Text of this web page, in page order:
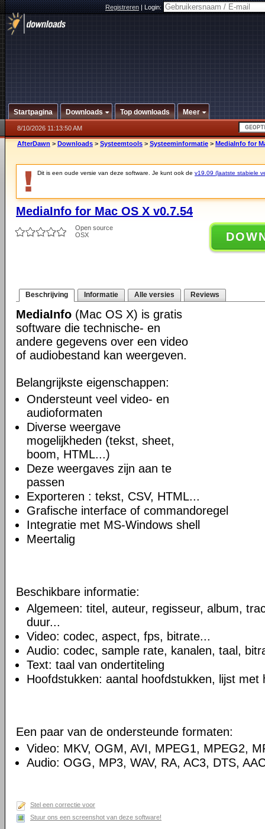
Registreren|Login:
Startpagina Downloads Top downloads Meer
8/10/2026 11:13:50 AM
AfterDawn > Downloads > Systeemtools > Systeeminformatie > MediaInfo for
Dit is een oude versie van deze software. Je kunt ook de v19.09 (laatste stabiele
MediaInfo for Mac OS X v0.7.54
Open source
OSX
Beschrijving Informatie Alle versies Reviews
MediaInfo (Mac OS X) is gratis
software die technische- en
andere gegevens over een video
of audiobestand kan weergeven.
Belangrijkste eigenschappen:
Ondersteunt veel video- en
audioformaten
Diverse weergave
mogelijkheden (tekst, sheet,
boom, HTML...)
Deze weergaves zijn aan te
passen
Exporteren : tekst, CSV, HTML...
Grafische interface of commandoregel
Integratie met MS-Windows shell
Meertalig
Beschikbare informatie:
Algemeen: titel, auteur, regisseur, album,
duur...
Video: codec, aspect, fps, bitrate...
Audio: codec, sample rate, kanalen, taal,
Text: taal van ondertiteling
Hoofdstukken: aantal hoofdstukken, lijst met
Een paar van de ondersteunde formaten:
Video: MKV, OGM, AVI, MPEG1, MPEG2,
Audio: OGG, MP3, WAV, RA, AC3, DTS,
Stel een correctie voor
Stuur ons een screenshot van deze software!